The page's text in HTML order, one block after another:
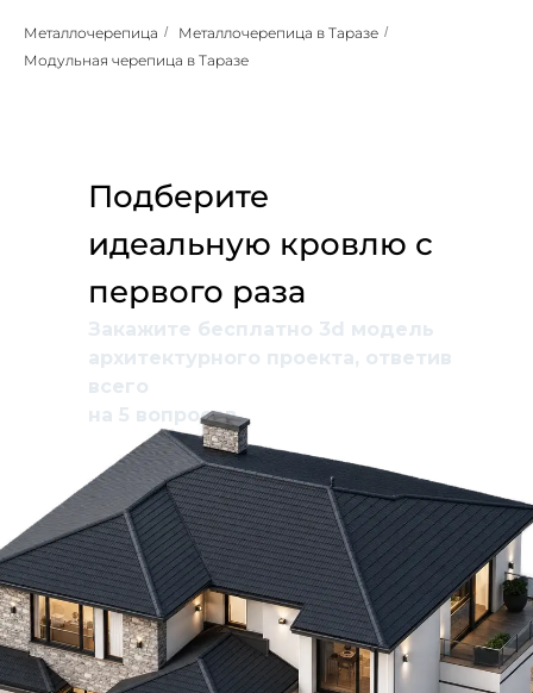
Металлочерепица / Металлочерепица в Таразе /
Модульная черепица в Таразе
Подберите
идеальную кровлю с
первого раза
Закажите бесплатно 3d модель
архитектурного проекта, ответив
всего
на 5 вопросов